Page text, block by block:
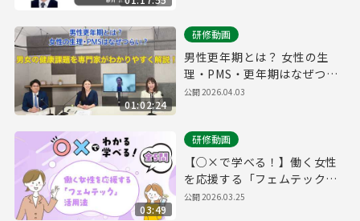
01:02:24
研修動画
男性更年期とは？ 女性の生
理・PMS・更年期はなぜつら
い？男女の健康課題を専門家
公開2026.04.03
03:49
研修動画
【○×で学べる！】働く女性
を応援する「フェムテック」
活用法
公開2026.03.25